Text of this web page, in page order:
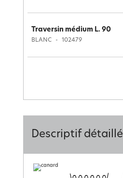
Traversin médium L. 90
BLANC 102479
Descriptif détaillé